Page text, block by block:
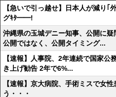
【急いで引っ越せ】日本人が減り｢
グｷﾀ━━!
沖縄県の玉城デニー知事、公開に
公開ではなく、公開タイミング...
【速報】人事院、2年連続で国家公
き上げ勧告 2年で6%...
【速報】京大病院、手術ミスで女
う・・・